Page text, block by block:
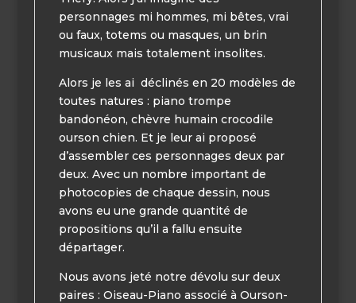
personnages mi hommes, mi bêtes, vrai
ou faux, totems ou masques, un brin
musicaux mais totalement insolites.
Alors je les ai déclinés en 20 modèles de
toutes natures : piano trompe
bandonéon, chèvre humain crocodile
ourson chien. Et je leur ai proposé
d’assembler ces personnages deux par
deux. Avec un nombre important de
photocopies de chaque dessin, nous
avons eu une grande quantité de
propositions qu’il a fallu ensuite
départager.
Nous avons jeté notre dévolu sur deux
paires : Oiseau-Piano associé à Ourson-